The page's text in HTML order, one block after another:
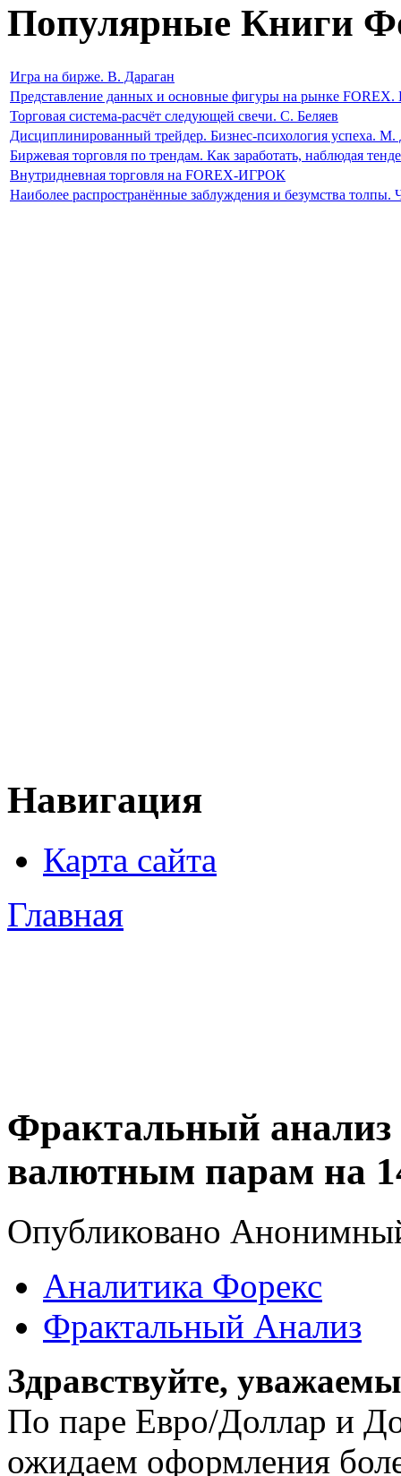
Популярные Книги
Игра на бирже. В. Дараган
Представление данных и основные фигуры на рынке
Торговая система-расчёт следующей свечи. С. Беляев
Дисциплинированный трейдер. Бизнес-психология успеха. М.
Биржевая торговля по трендам. Как заработать, наблюдая
Внутридневная торговля на FOREX-ИГРОК
Наиболее распространённые заблуждения и безумства толпы.
Навигация
Карта сайта
Главная
Фрактальный
валютным парам на
Опубликовано
Аналитика Форекс
Фрактальный Анализ
Здравствуйте,
По паре Евро/Доллар и
ожидаем оформления